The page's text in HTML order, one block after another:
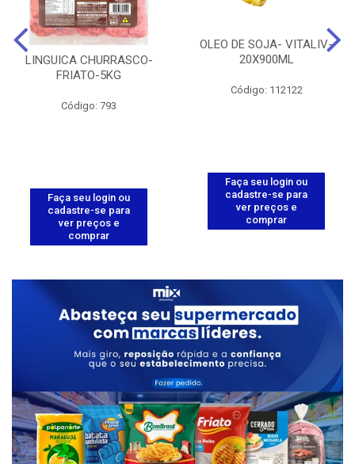
LINGUICA CHURRASCO-
FRIATO-5KG
Código: 793
Faça seu login ou
cadastre-se para
ver preços e
comprar
OLEO DE SOJA- VITALIV-
20X900ML
Código: 112122
Faça seu login ou
cadastre-se para
ver preços e
comprar